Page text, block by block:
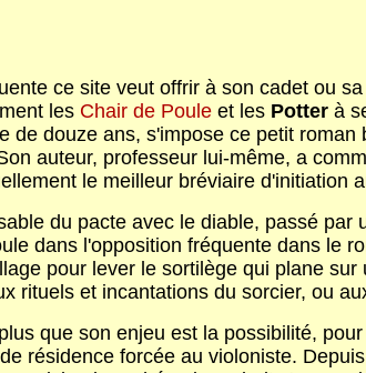
ce site veut offrir à son cadet ou
les Chair de Poule et les Potter à
de douze ans, s'impose ce petit
auteur, professeur lui-même, a
le meilleur bréviaire d'initiation
du pacte avec le diable, passé
dans l'opposition fréquente dans le
pour lever le sortilège qui plane
rituels et incantations du sorcier, ou
que son enjeu est la possibilité,
résidence forcée au violoniste.